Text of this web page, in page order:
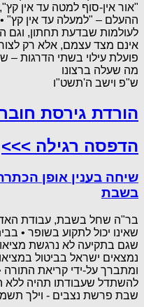
"אור אין-סוף למטה עד אין
ההעלם – "למעלה עד אין קץ"
לעולמות שבדעת תחתון, וגם
אינם מצד עצמם, אלא רק לצורך
פועלת עילוי בשתי הדרגות
מה שעלה ברצונו
ש"פ וישב ה'תשט"ו
הורדת גירסת
הדפסה רגילה >>>
שיחה בענין אופן
בשבת
בר"ה שחל בשבת, עבודת
שאינו יכול לתקוע בשופר •
שגם בתקיעה לא נרגשת
נמצאים ישראל בביטול
ומתברך על-ידי קריאת
להשתדל שעבודתו תהיה ללא
שבת פרשת נצבים - וילך